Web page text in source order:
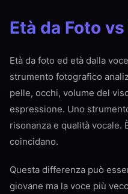
Età da Foto
Età da foto ed età dalla
strumento fotografico
pelle, occhi, volume del
espressione. Uno
risonanza e qualità vocale.
coincidano.
Questa differenza può
giovane ma la voce più